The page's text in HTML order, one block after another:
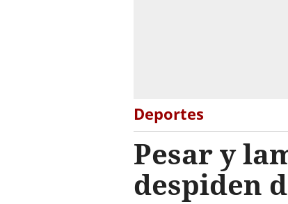
Deportes
Pesar y
despiden